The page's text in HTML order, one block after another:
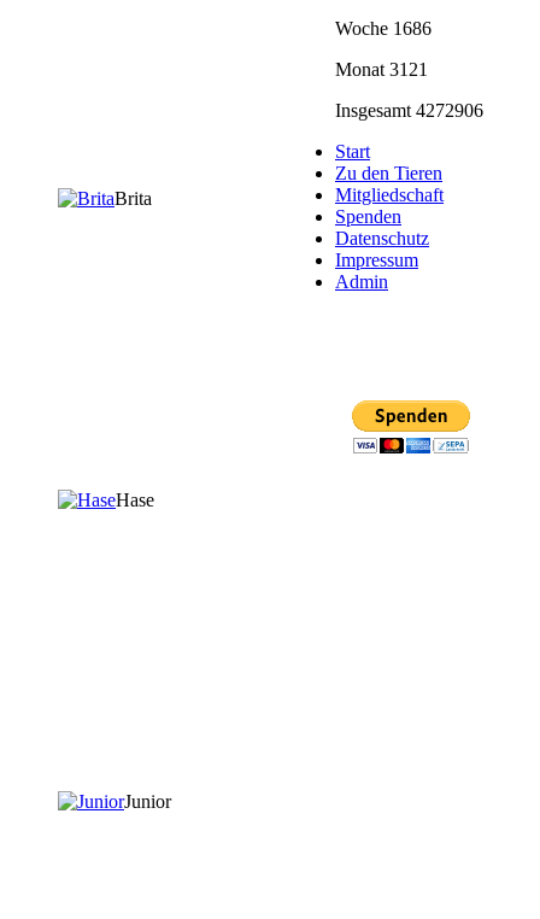
Brita
Hase
Junior
Woche 1686
Monat 3121
Insgesamt 4272906
Start
Zu den Tieren
Mitgliedschaft
Spenden
Datenschutz
Impressum
Admin